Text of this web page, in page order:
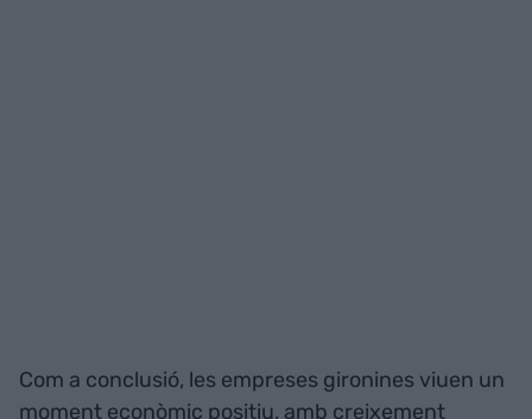
Com a conclusió, les empreses gironines viuen un
moment econòmic positiu, amb creixement